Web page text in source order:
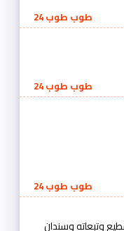
طوب طوب 24
طوب طوب 24
طوب طوب 24
وتبعاته وسندان